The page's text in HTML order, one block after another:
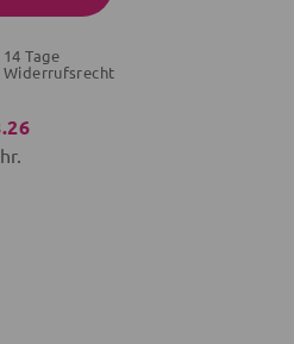
14 Tage
Widerrufsrecht